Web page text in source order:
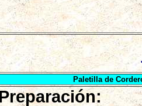
Paletilla de
Preparación: